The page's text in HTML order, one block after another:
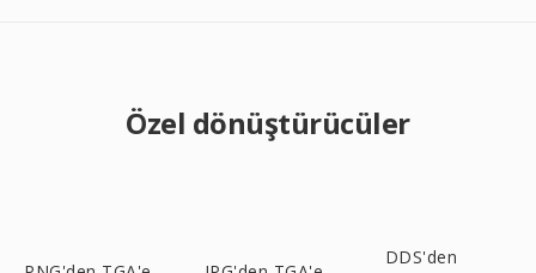
Özel dönüştürücüler
DDS'den